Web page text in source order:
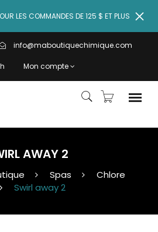
LES COMMANDES DE 125 $ ET PLUS
info@maboutiquechimique.com
Mon compte
AWAY 2
Spas
Chlore
Swirl away 2